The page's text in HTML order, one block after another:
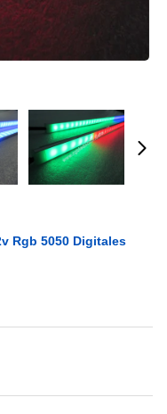
Rgb 5050 Digitales